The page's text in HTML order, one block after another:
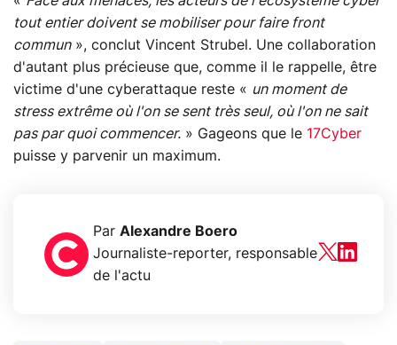
tout entier doivent se mobiliser pour faire front
commun», conclut Vincent Strubel. Une collaboration
d'autant plus précieuse que, comme il le rappelle, être
victime d'une cyberattaque reste « un moment de
stress extrême où l'on se sent très seul, où l'on ne sait
pas par quoi commencer. » Gageons que le 17Cyber
puisse y parvenir un maximum.
Par Alexandre Boero
Journaliste-reporter, responsable
de l'actu